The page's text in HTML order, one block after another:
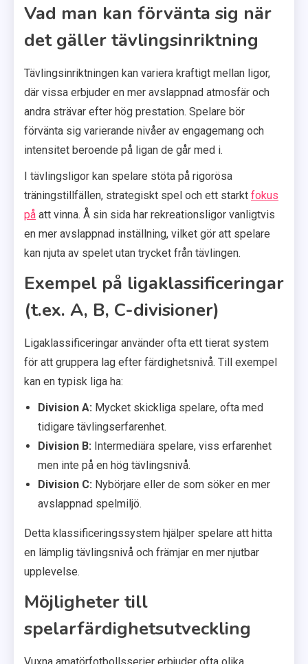
Vad man kan förvänta sig när
det gäller tävlingsinriktning
Tävlingsinriktningen kan variera kraftigt mellan ligor,
där vissa erbjuder en mer avslappnad atmosfär och
andra strävar efter hög prestation. Spelare bör
förvänta sig varierande nivåer av engagemang och
intensitet beroende på ligan de går med i.
I tävlingsligor kan spelare stöta på rigorösa
träningstillfällen, strategiskt spel och ett starkt fokus
på att vinna. Å sin sida har rekreationsligor vanligtvis
en mer avslappnad inställning, vilket gör att spelare
kan njuta av spelet utan trycket från tävlingen.
Exempel på ligaklassificeringar
(t.ex. A, B, C-divisioner)
Ligaklassificeringar använder ofta ett tierat system
för att gruppera lag efter färdighetsnivå. Till exempel
kan en typisk liga ha:
Division A: Mycket skickliga spelare, ofta med
tidigare tävlingserfarenhet.
Division B: Intermediära spelare, viss erfarenhet
men inte på en hög tävlingsnivå.
Division C: Nybörjare eller de som söker en mer
avslappnad spelmiljö.
Detta klassificeringssystem hjälper spelare att hitta
en lämplig tävlingsnivå och främjar en mer njutbar
upplevelse.
Möjligheter till
spelarfärdighetsutveckling